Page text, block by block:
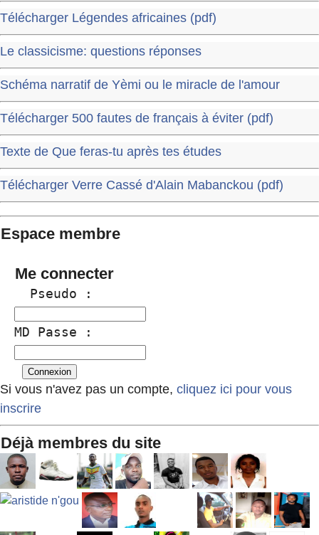
Télécharger Légendes africaines (pdf)
Le classicisme: questions réponses
Schéma narratif de Yèmi ou le miracle de l'amour
Télécharger 500 fautes de français à éviter (pdf)
Texte de Que feras-tu après tes études
Télécharger Verre Cassé d'Alain Mabanckou (pdf)
Espace membre
Me connecter
  Pseudo :
MD Passe :
Si vous n'avez pas un compte, cliquez ici pour vous
inscrire
Déjà membres du site